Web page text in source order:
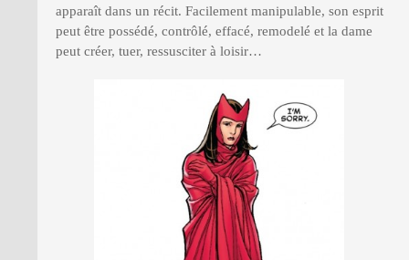
apparaît dans un récit. Facilement manipulable, son esprit
peut être possédé, contrôlé, effacé, remodelé et la dame
peut créer, tuer, ressusciter à loisir…